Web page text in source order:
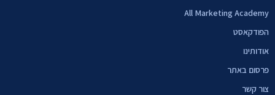
All Marketing Academy
הפודקאסט
אודותינו
פרסום באתר
צור קשר